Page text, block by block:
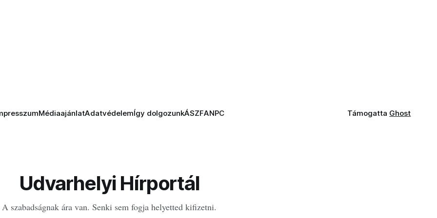
MédiaajánlatAdatvédelemÍgy dolgozunkÁSZFANPC Támogatta Ghost
Udvarhelyi Hírportál
A szabadságnak ára van. Senki sem fogja helyetted kifizetni.